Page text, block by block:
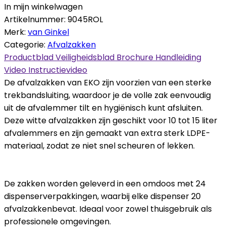
In mijn winkelwagen
Artikelnummer: 9045ROL
Merk: van Ginkel
Categorie: Afvalzakken
ProductbladVeiligheidsblad Brochure Handleiding
Video Instructievideo
De afvalzakken van EKO zijn voorzien van een sterke
trekbandsluiting, waardoor je de volle zak eenvoudig
uit de afvalemmer tilt en hygiënisch kunt afsluiten.
Deze witte afvalzakken zijn geschikt voor 10 tot 15 liter
afvalemmers en zijn gemaakt van extra sterk LDPE-
materiaal, zodat ze niet snel scheuren of lekken.
De zakken worden geleverd in een omdoos met 24
dispenserverpakkingen, waarbij elke dispenser 20
afvalzakkenbevat. Ideaal voor zowel thuisgebruik als
professionele omgevingen.